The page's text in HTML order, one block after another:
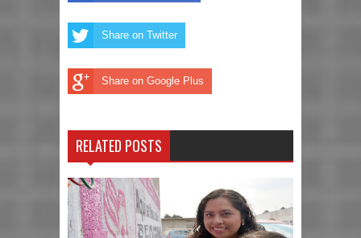
Share on Twitter
Share on Google Plus
RELATED POSTS